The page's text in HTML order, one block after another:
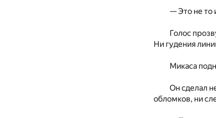
— Это не то
Голос
Ни гудения
Микаса
Он сделал
обломков, ни